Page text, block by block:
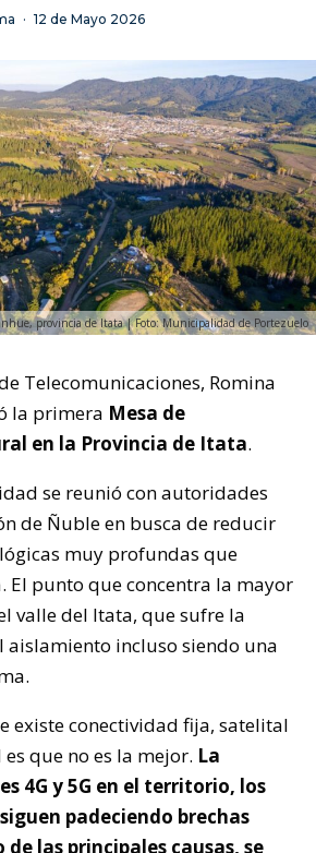
· 12 de Mayo 2026
provincia de Itata | Foto: Municipalidad de Portezuelo
Telecomunicaciones, Romina
la primera Mesa de
en la Provincia de Itata.
se reunió con autoridades
de Ñuble en busca de reducir
muy profundas que
El punto que concentra la mayor
valle del Itata, que sufre la
aislamiento incluso siendo una
existe conectividad fija, satelital
que no es la mejor. La
4G y 5G en el territorio, los
padeciendo brechas
las principales causas, se